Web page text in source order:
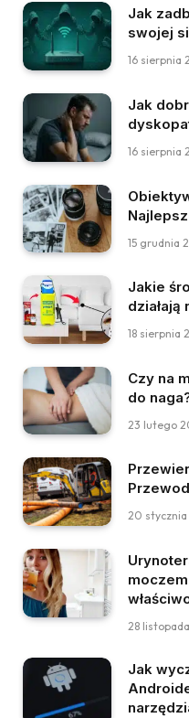
Jak
swojej
16 sierpnia
Jak
16 sierpnia
15 grudnia
Jakie
działają
18 sierpnia
Czy na
do
23 lutego
20
28
Jak